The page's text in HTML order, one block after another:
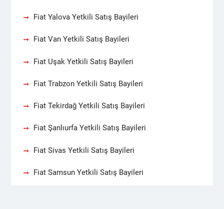
Fiat Yalova Yetkili Satış Bayileri
Fiat Van Yetkili Satış Bayileri
Fiat Uşak Yetkili Satış Bayileri
Fiat Trabzon Yetkili Satış Bayileri
Fiat Tekirdağ Yetkili Satış Bayileri
Fiat Şanlıurfa Yetkili Satış Bayileri
Fiat Sivas Yetkili Satış Bayileri
Fiat Samsun Yetkili Satış Bayileri